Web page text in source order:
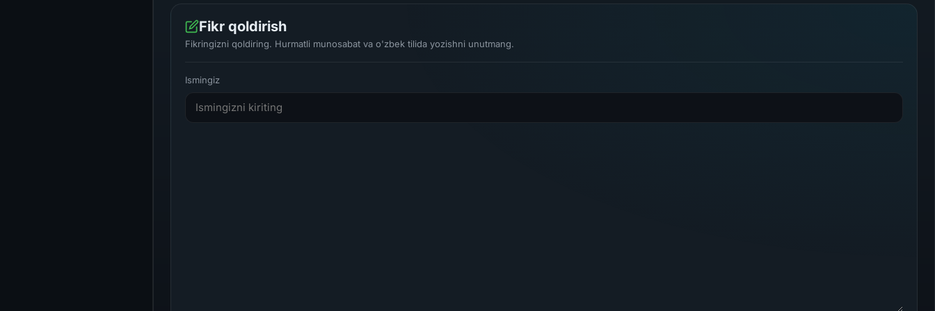
Fikr qoldirish
Fikringizni qoldiring. Hurmatli munosabat va o'zbek tilida yozishni unutmang.
Ismingiz